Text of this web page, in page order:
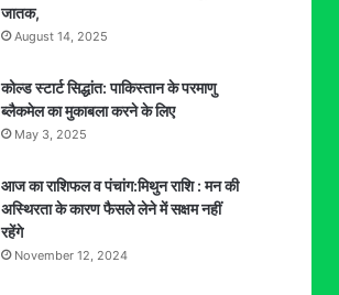
जातक,
August 14, 2025
कोल्ड स्टार्ट सिद्धांत: पाकिस्तान के परमाणु
ब्लैकमेल का मुकाबला करने के लिए
May 3, 2025
आज का राशिफल व पंचांग:मिथुन राशि : मन की
अस्थिरता के कारण फैसले लेने में सक्षम नहीं
रहेंगे
November 12, 2024